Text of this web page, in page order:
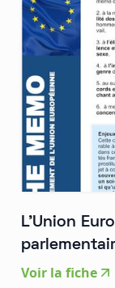
L'Union
Voir la fiche